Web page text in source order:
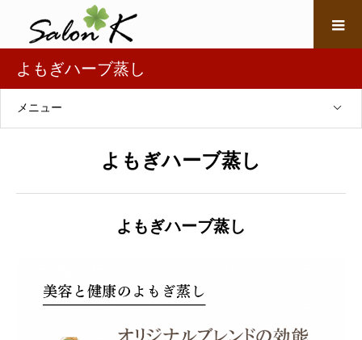
よもぎハーブ蒸し
メニュー
よもぎハーブ蒸し
よもぎハーブ蒸し